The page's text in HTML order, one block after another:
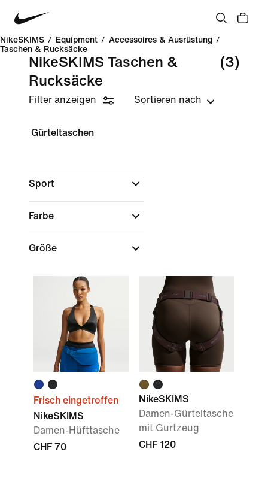
NikeSKIMS / Equipment / Accessoires & Ausrüstung /
Taschen & Rucksäcke
NikeSKIMS Taschen &
Rucksäcke
(3)
Filter anzeigen Sortieren nach
Gürteltaschen
Sport
Farbe
Größe
Frisch eingetroffen
NikeSKIMS
Damen-Hüfttasche
CHF 70
NikeSKIMS
Damen-Gürteltasche
mit Gurtzeug
CHF 120